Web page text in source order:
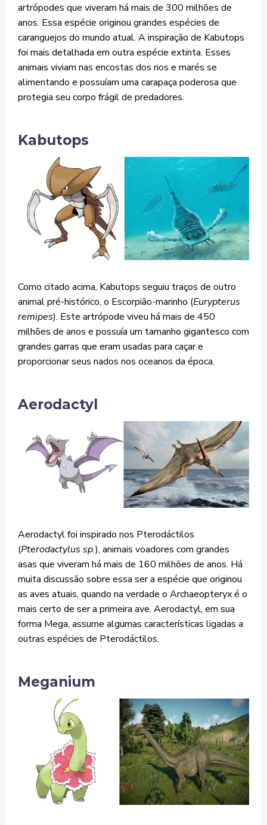
artrópodes que viveram há mais de 300 milhões de
anos. Essa espécie originou grandes espécies de
caranguejos do mundo atual. A inspiração de Kabutops
foi mais detalhada em outra espécie extinta. Esses
animais viviam nas encostas dos rios e marés se
alimentando e possuíam uma carapaça poderosa que
protegia seu corpo frágil de predadores.
Kabutops
Como citado acima, Kabutops seguiu traços de outro
animal pré-histórico, o Escorpião-marinho (Eurypterus
remipes). Este artrópode viveu há mais de 450
milhões de anos e possuía um tamanho gigantesco com
grandes garras que eram usadas para caçar e
proporcionar seus nados nos oceanos da época.
Aerodactyl
Aerodactyl foi inspirado nos Pterodáctilos
(Pterodactylus sp.), animais voadores com grandes
asas que viveram há mais de 160 milhões de anos. Há
muita discussão sobre essa ser a espécie que originou
as aves atuais, quando na verdade o Archaeopteryx é o
mais certo de ser a primeira ave. Aerodactyl, em sua
forma Mega, assume algumas características ligadas a
outras espécies de Pterodáctilos.
Meganium